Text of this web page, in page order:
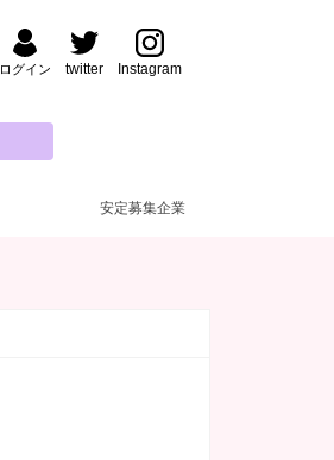
Instagram
twitter
ログイン
安定募集企業